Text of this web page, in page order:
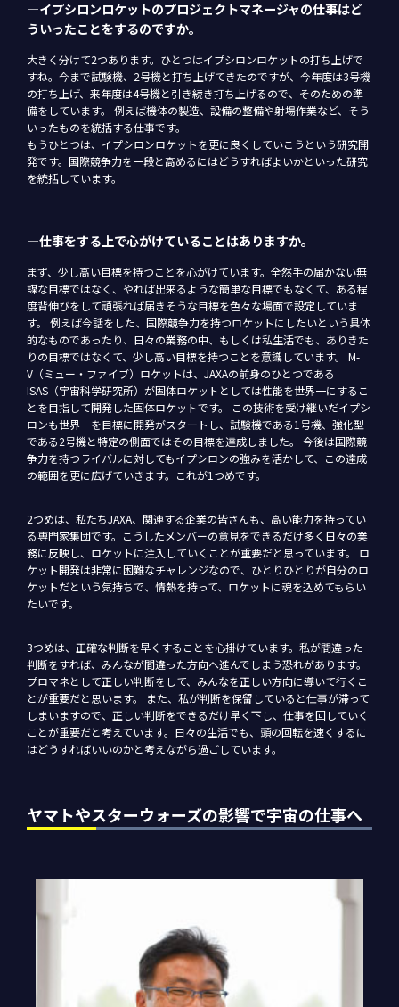
―イプシロンロケットのプロジェクトマネージャの仕事はど
ういったことをするのですか。
大きく分けて2つあります。ひとつはイプシロンロケットの打ち上げで
すね。今まで試験機、2号機と打ち上げてきたのですが、今年度は3号機
の打ち上げ、来年度は4号機と引き続き打ち上げるので、そのための準
備をしています。 例えば機体の製造、設備の整備や射場作業など、そう
いったものを統括する仕事です。
もうひとつは、イプシロンロケットを更に良くしていこうという研究開
発です。国際競争力を一段と高めるにはどうすればよいかといった研究
を統括しています。
―仕事をする上で心がけていることはありますか。
まず、少し高い目標を持つことを心がけています。全然手の届かない無
謀な目標ではなく、やれば出来るような簡単な目標でもなくて、ある程
度背伸びをして頑張れば届きそうな目標を色々な場面で設定していま
す。 例えば今話をした、国際競争力を持つロケットにしたいという具体
的なものであったり、日々の業務の中、もしくは私生活でも、ありきた
りの目標ではなくて、少し高い目標を持つことを意識しています。 M-
V（ミュー・ファイブ）ロケットは、JAXAの前身のひとつである
ISAS（宇宙科学研究所）が固体ロケットとしては性能を世界一にするこ
とを目指して開発した固体ロケットです。 この技術を受け継いだイプシ
ロンも世界一を目標に開発がスタートし、試験機である1号機、強化型
である2号機と特定の側面ではその目標を達成しました。 今後は国際競
争力を持つライバルに対してもイプシロンの強みを活かして、この達成
の範囲を更に広げていきます。これが1つめです。
2つめは、私たちJAXA、関連する企業の皆さんも、高い能力を持ってい
る専門家集団です。こうしたメンバーの意見をできるだけ多く日々の業
務に反映し、ロケットに注入していくことが重要だと思っています。 ロ
ケット開発は非常に困難なチャレンジなので、ひとりひとりが自分のロ
ケットだという気持ちで、情熱を持って、ロケットに魂を込めてもらい
たいです。
3つめは、正確な判断を早くすることを心掛けています。私が間違った
判断をすれば、みんなが間違った方向へ進んでしまう恐れがあります。
プロマネとして正しい判断をして、みんなを正しい方向に導いて行くこ
とが重要だと思います。 また、私が判断を保留していると仕事が滞って
しまいますので、正しい判断をできるだけ早く下し、仕事を回していく
ことが重要だと考えています。日々の生活でも、頭の回転を速くするに
はどうすればいいのかと考えながら過ごしています。
ヤマトやスターウォーズの影響で宇宙の仕事へ